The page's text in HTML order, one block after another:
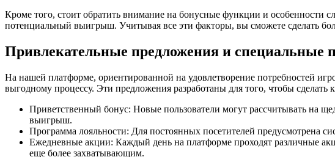
Кроме того, стоит обратить внимание на бонусные функции и особенности
потенциальный выигрыш. Учитывая все эти факторы, вы сможете сделать
Привлекательные предложения и специальные
На нашей платформе, ориентированной на удовлетворение потребностей
выгодному процессу. Эти предложения разработаны для того, чтобы
Приветственный бонус: Новые пользователи могут рассчитывать на
выигрыш.
Программа лояльности: Для постоянных посетителей предусмотрена
Ежедневные акции: Каждый день на платформе проходят различные
еще более захватывающим.